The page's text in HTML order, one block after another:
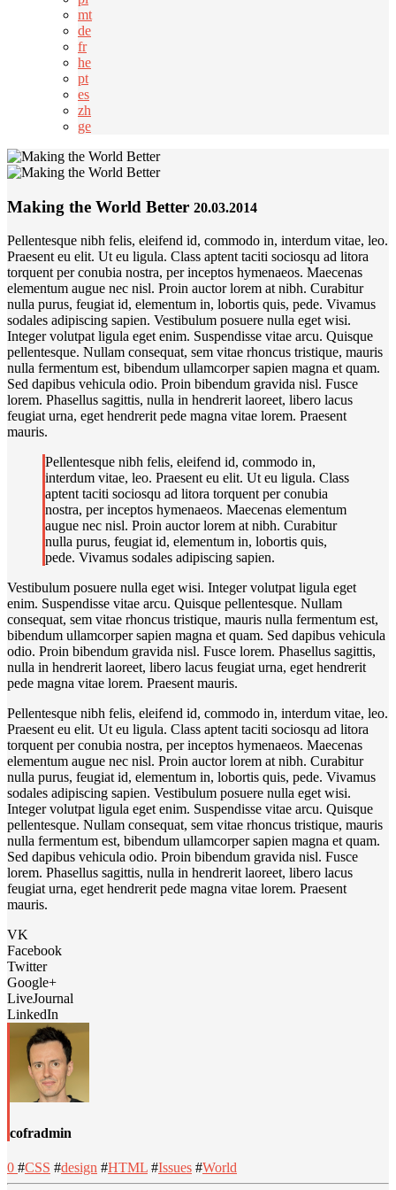
mt
de
fr
he
pt
es
zh
ge
Making the World Better 20.03.2014
Pellentesque nibh felis, eleifend id, commodo in, interdum vitae, leo.
Praesent eu elit. Ut eu ligula. Class aptent taciti sociosqu ad litora
torquent per conubia nostra, per inceptos hymenaeos. Maecenas
elementum augue nec nisl. Proin auctor lorem at nibh. Curabitur
nulla purus, feugiat id, elementum in, lobortis quis, pede. Vivamus
sodales adipiscing sapien. Vestibulum posuere nulla eget wisi.
Integer volutpat ligula eget enim. Suspendisse vitae arcu. Quisque
pellentesque. Nullam consequat, sem vitae rhoncus tristique, mauris
nulla fermentum est, bibendum ullamcorper sapien magna et quam.
Sed dapibus vehicula odio. Proin bibendum gravida nisl. Fusce
lorem. Phasellus sagittis, nulla in hendrerit laoreet, libero lacus
feugiat urna, eget hendrerit pede magna vitae lorem. Praesent
mauris.
Pellentesque nibh felis, eleifend id, commodo in,
interdum vitae, leo. Praesent eu elit. Ut eu ligula. Class
aptent taciti sociosqu ad litora torquent per conubia
nostra, per inceptos hymenaeos. Maecenas elementum
augue nec nisl. Proin auctor lorem at nibh. Curabitur
nulla purus, feugiat id, elementum in, lobortis quis,
pede. Vivamus sodales adipiscing sapien.
Vestibulum posuere nulla eget wisi. Integer volutpat ligula eget
enim. Suspendisse vitae arcu. Quisque pellentesque. Nullam
consequat, sem vitae rhoncus tristique, mauris nulla fermentum est,
bibendum ullamcorper sapien magna et quam. Sed dapibus vehicula
odio. Proin bibendum gravida nisl. Fusce lorem. Phasellus sagittis,
nulla in hendrerit laoreet, libero lacus feugiat urna, eget hendrerit
pede magna vitae lorem. Praesent mauris.
Pellentesque nibh felis, eleifend id, commodo in, interdum vitae, leo.
Praesent eu elit. Ut eu ligula. Class aptent taciti sociosqu ad litora
torquent per conubia nostra, per inceptos hymenaeos. Maecenas
elementum augue nec nisl. Proin auctor lorem at nibh. Curabitur
nulla purus, feugiat id, elementum in, lobortis quis, pede. Vivamus
sodales adipiscing sapien. Vestibulum posuere nulla eget wisi.
Integer volutpat ligula eget enim. Suspendisse vitae arcu. Quisque
pellentesque. Nullam consequat, sem vitae rhoncus tristique, mauris
nulla fermentum est, bibendum ullamcorper sapien magna et quam.
Sed dapibus vehicula odio. Proin bibendum gravida nisl. Fusce
lorem. Phasellus sagittis, nulla in hendrerit laoreet, libero lacus
feugiat urna, eget hendrerit pede magna vitae lorem. Praesent
mauris.
VK
Facebook
Twitter
Google+
LiveJournal
LinkedIn
cofradmin
0 #CSS #design #HTML #Issues #World